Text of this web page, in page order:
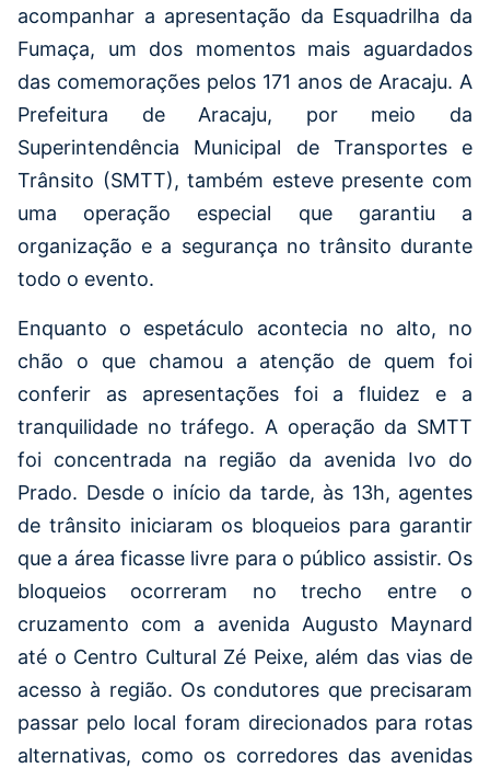
acompanhar a apresentação da Esquadrilha da
Fumaça, um dos momentos mais aguardados
das comemorações pelos 171 anos de Aracaju. A
Prefeitura de Aracaju, por meio da
Superintendência Municipal de Transportes e
Trânsito (SMTT), também esteve presente com
uma operação especial que garantiu a
organização e a segurança no trânsito durante
todo o evento.
Enquanto o espetáculo acontecia no alto, no
chão o que chamou a atenção de quem foi
conferir as apresentações foi a fluidez e a
tranquilidade no tráfego. A operação da SMTT
foi concentrada na região da avenida Ivo do
Prado. Desde o início da tarde, às 13h, agentes
de trânsito iniciaram os bloqueios para garantir
que a área ficasse livre para o público assistir. Os
bloqueios ocorreram no trecho entre o
cruzamento com a avenida Augusto Maynard
até o Centro Cultural Zé Peixe, além das vias de
acesso à região. Os condutores que precisaram
passar pelo local foram direcionados para rotas
alternativas, como os corredores das avenidas